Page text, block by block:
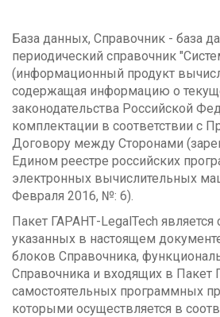
База данных, Справочник - база
периодический справочник
(информационный продукт
содержащая информацию о
законодательства Российской
комплектации в соответствии с
Договору между Сторонами
Едином реестре российских
электронных вычислительных
Февраля 2016, №: 6).
Пакет ГАРАНТ-LegalTech является
указанных в настоящем
блоков Справочника,
Справочника и входящих в Пакет
самостоятельных программных
которыми осуществляется в